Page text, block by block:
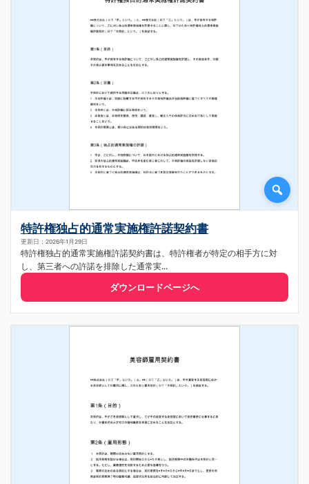
特許権独占的通常実施権許諾契約書
更新日：2026年1月29日
特許権独占的通常実施権許諾契約書は、特許権者が特定の相手方に対
し、第三者への許諾を排除した通常実...
ダウンロードページへ